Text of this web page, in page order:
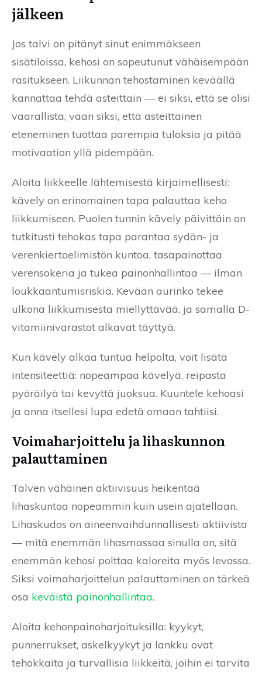
jälkeen
Jos talvi on pitänyt sinut enimmäkseen
sisätiloissa, kehosi on sopeutunut vähäisempään
rasitukseen. Liikunnan tehostaminen keväällä
kannattaa tehdä asteittain — ei siksi, että se olisi
vaarallista, vaan siksi, että asteittainen
eteneminen tuottaa parempia tuloksia ja pitää
motivaation yllä pidempään.
Aloita liikkeelle lähtemisestä kirjaimellisesti:
kävely on erinomainen tapa palauttaa keho
liikkumiseen. Puolen tunnin kävely päivittäin on
tutkitusti tehokas tapa parantaa sydän- ja
verenkiertoelimistön kuntoa, tasapainottaa
verensokeria ja tukea painonhallintaa — ilman
loukkaantumisriskiä. Kevään aurinko tekee
ulkona liikkumisesta miellyttävää, ja samalla D-
vitamiinivarastot alkavat täyttyä.
Kun kävely alkaa tuntua helpolta, voit lisätä
intensiteettiä: nopeampaa kävelyä, reipasta
pyöräilyä tai kevyttä juoksua. Kuuntele kehoasi
ja anna itsellesi lupa edetä omaan tahtiisi.
Voimaharjoittelu ja lihaskunnon
palauttaminen
Talven vähäinen aktiivisuus heikentää
lihaskuntoa nopeammin kuin usein ajatellaan.
Lihaskudos on aineenvaihdunnallisesti aktiivista
— mitä enemmän lihasmassaa sinulla on, sitä
enemmän kehosi polttaa kaloreita myös levossa.
Siksi voimaharjoittelun palauttaminen on tärkeä
osa keväistä painonhallintaa.
Aloita kehonpainoharjoituksilla: kyykyt,
punnerrukset, askelkyykyt ja lankku ovat
tehokkaita ja turvallisia liikkeitä, joihin ei tarvita